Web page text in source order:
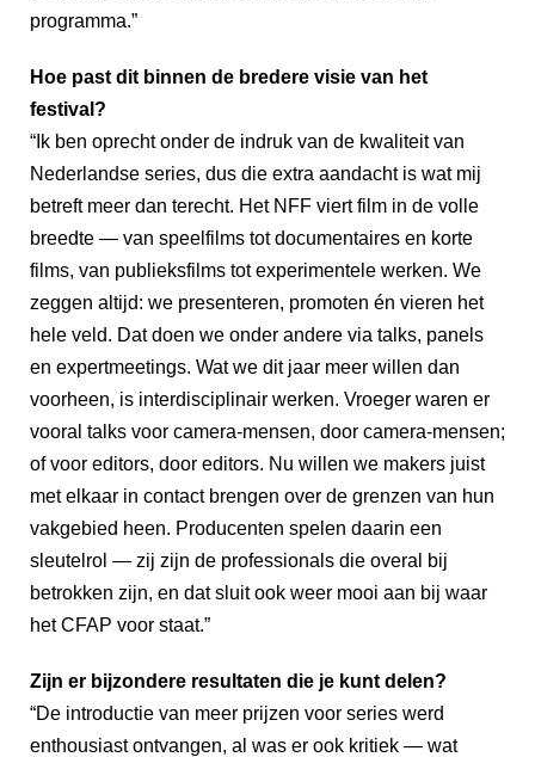
programma.”
Hoe past dit binnen de bredere visie van het
festival?
“Ik ben oprecht onder de indruk van de kwaliteit van
Nederlandse series, dus die extra aandacht is wat mij
betreft meer dan terecht. Het NFF viert film in de volle
breedte — van speelfilms tot documentaires en korte
films, van publieksfilms tot experimentele werken. We
zeggen altijd: we presenteren, promoten én vieren het
hele veld. Dat doen we onder andere via talks, panels
en expertmeetings. Wat we dit jaar meer willen dan
voorheen, is interdisciplinair werken. Vroeger waren er
vooral talks voor camera-mensen, door camera-mensen;
of voor editors, door editors. Nu willen we makers juist
met elkaar in contact brengen over de grenzen van hun
vakgebied heen. Producenten spelen daarin een
sleutelrol — zij zijn de professionals die overal bij
betrokken zijn, en dat sluit ook weer mooi aan bij waar
het CFAP voor staat.”
Zijn er bijzondere resultaten die je kunt delen?
“De introductie van meer prijzen voor series werd
enthousiast ontvangen, al was er ook kritiek — wat